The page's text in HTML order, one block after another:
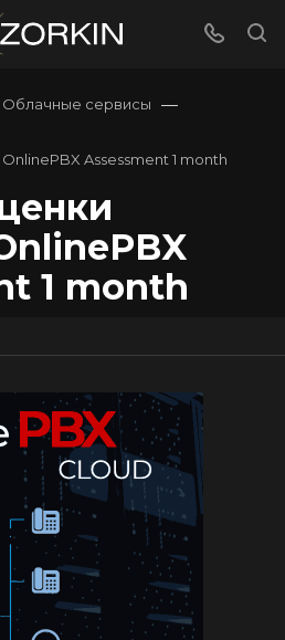
Облачные сервисы —
Assessment 1 month
1 month